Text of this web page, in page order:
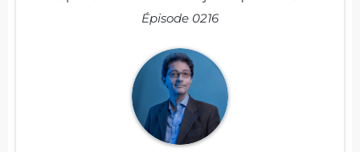
Épisode 0216